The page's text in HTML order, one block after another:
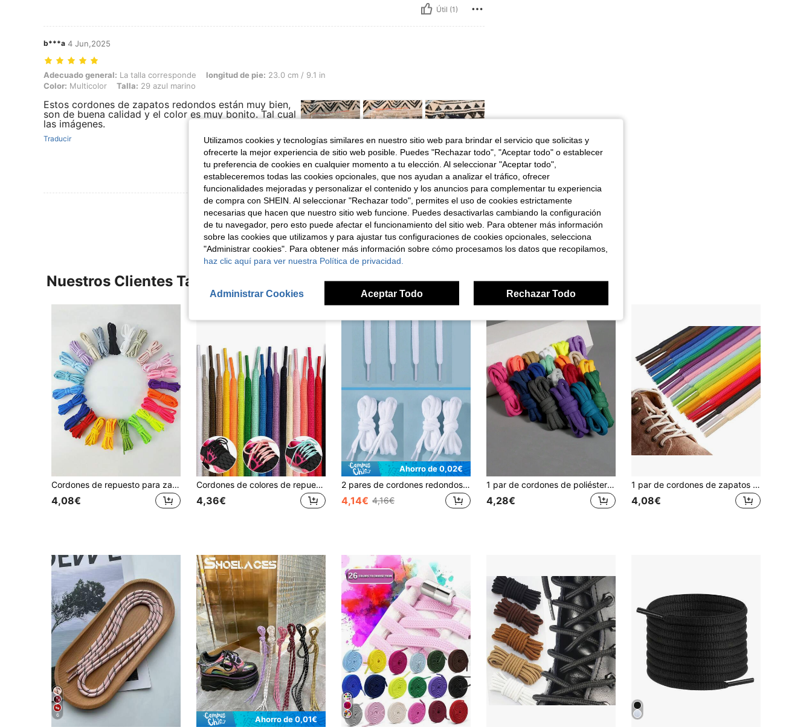
Útil (1)
b***a 4 Jun,2025
Adecuado general: La talla corresponde, longitud de pie: 23.0 cm / 9.1 in, Color: Multicolor, Talla: 29 azul marino
Adecuado general: La talla corresponde longitud de pie: 23.0 cm / 9.1 in
Color: Multicolor Talla: 29 azul marino
Estos cordones de zapatos redondos están muy bien,
son de buena calidad y el color es muy bonito. Tal cual
las imágenes.
Traducir
Útil (0)
Ver Más Reseñas
Nuestros Clientes También Vieron
Cordones de repuesto para zapatos deportivos de nuevo estilo, cordones trenzados de poliéster de colores de moda, accesorios de repuesto para zapatos deportivos casuales y de exterior.
4,08€
Cordones de colores de repuesto para zapatillas y zapatillas gruesas, cordones versátiles clásicos unisex, cordones de repuesto semi-redondos de moda
4,36€
Ahorro de 0,02€
2 pares de cordones redondos, lazos de moda adecuados para diversos zapatos, versátiles para zapatillas, botas y otros calzados de alta calidad
4,14€ 4,16€
1 par de cordones de poliéster gruesos semicirculares, cordones de zapatos coloridos para hombres y mujeres, cordones de repuesto duraderos para botas de senderismo y botas
4,28€
1 par de cordones de zapatos redondos de moda, con 16 ojales, adecuados para zapatillas, planos, botas, zapatos casuales, zapatos deportivos, disponibles en múltiples colores, longitud de aproximadamente 120 cm (47,24 pulgadas) para uso diario, ideas de regalo
4,08€
6 Ahorro de 0,01€
Utilizamos cookies y tecnologías similares en nuestro sitio web para brindar el servicio que solicitas y
ofrecerte la mejor experiencia de sitio web posible. Puedes "Rechazar todo", "Aceptar todo" o establecer
tu preferencia de cookies en cualquier momento a tu elección. Al seleccionar "Aceptar todo",
estableceremos todas las cookies opcionales, que nos ayudan a analizar el tráfico, ofrecer
funcionalidades mejoradas y personalizar el contenido y los anuncios para complementar tu experiencia
de compra con SHEIN. Al seleccionar "Rechazar todo", permites el uso de cookies estrictamente
necesarias que hacen que nuestro sitio web funcione. Puedes desactivarlas cambiando la configuración
de tu navegador, pero esto puede afectar el funcionamiento del sitio web. Para obtener más información
sobre las cookies que utilizamos y para ajustar tus configuraciones de cookies opcionales, selecciona
"Administrar cookies". Para obtener más información sobre cómo procesamos los datos que recopilamos,
haz clic aquí para ver nuestra Política de privacidad.
Administrar Cookies Aceptar Todo Rechazar Todo